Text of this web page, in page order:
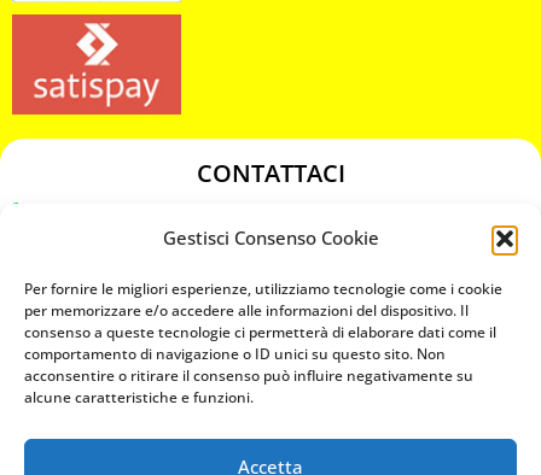
Gestisci Consenso Cookie
Per fornire le migliori esperienze, utilizziamo tecnologie come i cookie
per memorizzare e/o accedere alle informazioni del dispositivo. Il
consenso a queste tecnologie ci permetterà di elaborare dati come il
comportamento di navigazione o ID unici su questo sito. Non
acconsentire o ritirare il consenso può influire negativamente su
alcune caratteristiche e funzioni.
Accetta
CONTATTACI
chiavicodificate@gmail.com
Privacy Policy
Cookie Policy